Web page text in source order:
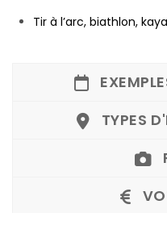
Tir à l’arc, biathlon,
TYPES